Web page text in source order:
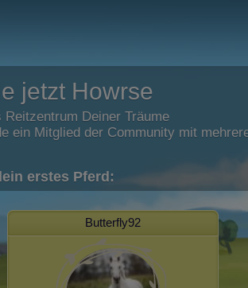
jetzt Howrse
Reitzentrum Deiner Träume
ein Mitglied der Community mit
erstes Pferd:
Butterfly92